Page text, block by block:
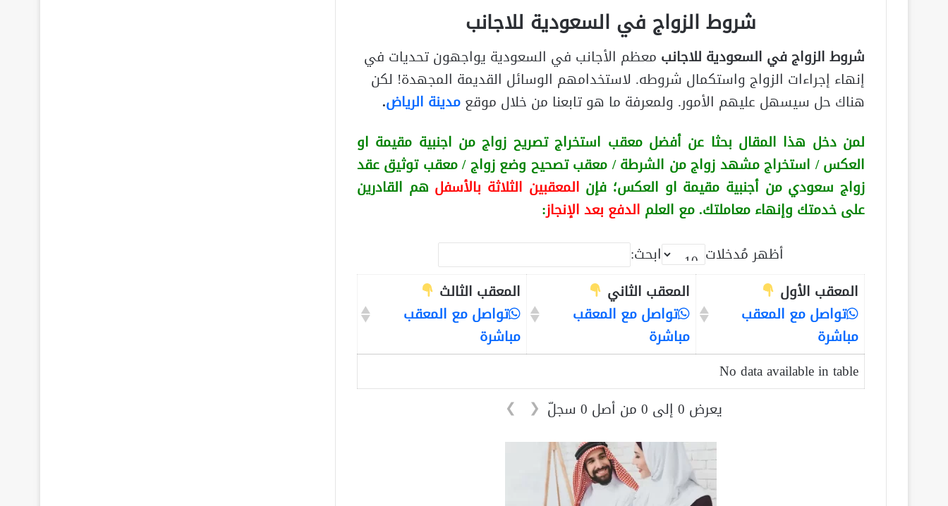
شروط الزواج في السعودية للاجانب
شروط الزواج في السعودية للاجانب معظم الأجانب في السعودية يواجهون تحديات في
إنهاء إجراءات الزواج واستكمال شروطه. لاستخدامهم الوسائل القديمة المجهدة! لكن
هناك حل سيسهل عليهم الأمور. ولمعرفة ما هو تابعنا من خلال موقعمدينة الرياض.
لمن دخل هذا المقال بحثا عن أفضل معقب استخراج تصريح زواج من اجنبية مقيمة او
العكس/ استخراج مشهد زواج من الشرطة / معقب تصحيح وضع زواج / معقب توثيق عقد
زواج سعودي من أجنبية مقيمة او العكس؛ فإن المعقبين الثلاثة بالأسفل هم القادرين
على خدمتك وإنهاء معاملتك. مع العلم الدفع بعد الإنجاز:
أظهر مُدخلات
ابحث:
المعقب الأول
تواصل مع المعقب
مباشرة
المعقب الثاني
تواصل مع المعقب
مباشرة
المعقب الثالث
تواصل مع المعقب
مباشرة
No data available in table
يعرض 0 إلى 0 من أصل 0 سجلّ
❮
❯